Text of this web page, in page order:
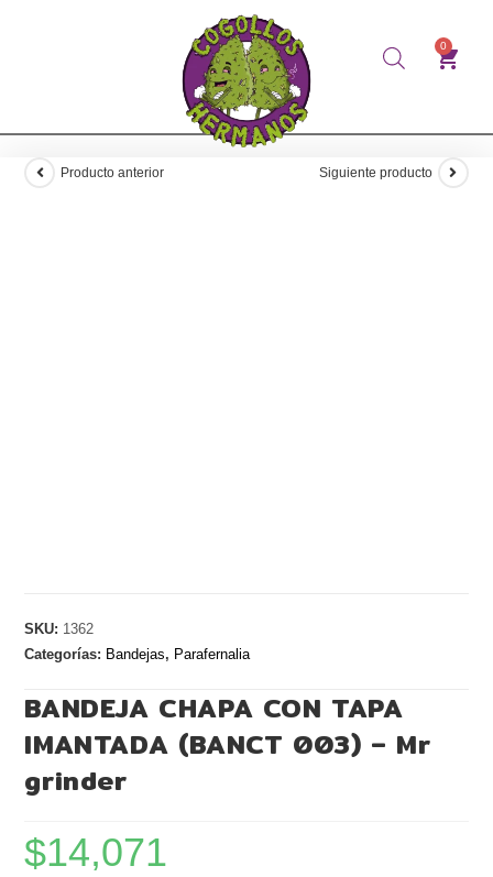
0
Producto anterior Siguiente producto
SKU: 1362
Categorías: Bandejas, Parafernalia
BANDEJA CHAPA CON TAPA
IMANTADA (BANCT 003) – Mr
grinder
$14,071